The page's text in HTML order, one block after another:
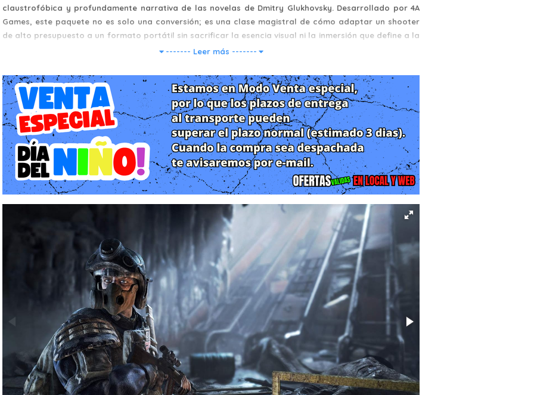
claustrofóbica y profundamente narrativa de las novelas de Dmitry Glukhovsky. Desarrollado por 4A
Games, este paquete no es solo una conversión; es una clase magistral de cómo adaptar un shooter
de alto presupuesto a un formato portátil sin sacrificar la esencia visual ni la inmersión que define a la
La narrativa de Metro Redux nos sitúa en un futuro postapocalíptico, específicamente en el año 2033.
Tras una devastadora guerra nuclear que ha arrasado la superficie de la Tierra, los escasos
supervivientes de Moscú se han refugiado en las profundidades del sistema de Metro, la red de túneles
más grande del mundo diseñada para servir como búnker nuclear.
Tomamos el papel de Artyom, un joven que nunca ha conocido el mundo exterior y que se ve obligado
a abandonar su estación natal para alertar al resto de la red sobre una nueva y terrible amenaza: los
"Oscuros", criaturas mutantes que parecen estar invadiendo los túneles y acechando los sueños de los
básica hacia una compleja trama política y existencial. Las diferentes estaciones del Metro se han
convertido en ciudades-estado con sus propias ideologías, donde facciones neonazis (El Cuarto Reich)
y comunistas (La Línea Roja) luchan por el control de los recursos restantes, mientras las entidades
sobrenaturales y los mutantes reclaman lo que queda de la civilización.
Gameplay y Mecánicas: Inmersión y Gestión de Recursos
Lo que diferencia a Metro Redux de otros shooters en primera persona es su enfoque extremo en la
inmersión y el realismo táctico. El gameplay se divide en intensas secciones de sigilo, combate visceral
y exploración de zonas altamente contaminadas.
La Economía de la Munición: En el mundo de Metro, el dinero no existe. La moneda de cambio son las
balas de grado militar, proyectiles de antes de la guerra que infligen mucho más daño pero que son
extremadamente escasas. El jugador debe decidir constantemente si usarlas en un combate
------- Leer más -------